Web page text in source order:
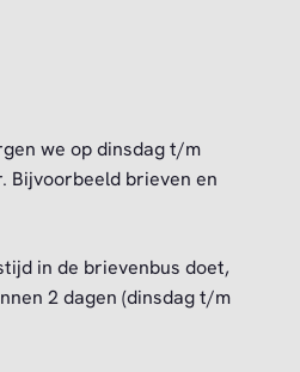
we op dinsdag t/m
Bijvoorbeeld brieven en
in de brievenbus doet,
2 dagen (dinsdag t/m